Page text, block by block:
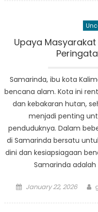
Upaya
Samarinda, ibu kota
bencana alam. Kota ini
dan kebakaran hutan,
menjadi penting
penduduknya. Dalam
di Samarinda bersatu
dini dan kesiapsiagaan
Samarinda
Posted
January 22, 2026